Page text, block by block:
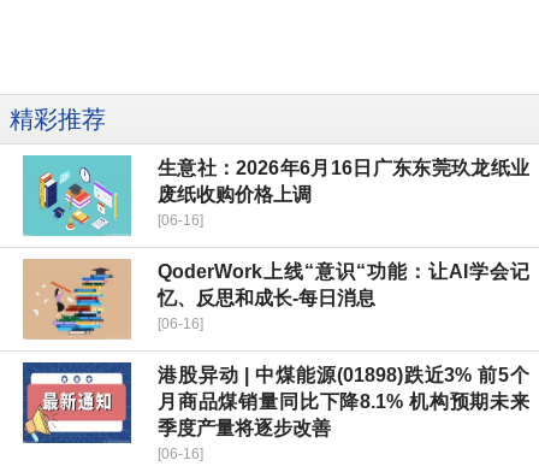
精彩推荐
生意社：2026年6月16日广东东莞玖龙纸业
废纸收购价格上调
[06-16]
QoderWork上线“意识“功能：让AI学会记
忆、反思和成长-每日消息
[06-16]
港股异动 | 中煤能源(01898)跌近3% 前5个
月商品煤销量同比下降8.1% 机构预期未来
季度产量将逐步改善
[06-16]